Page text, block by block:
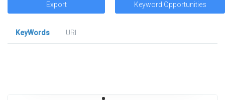
Export Keyword Opportunities
KeyWords
URl